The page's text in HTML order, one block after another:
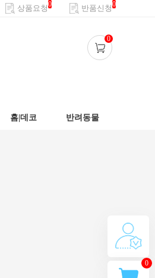
상품요청0 반품신청0
0
홈|데코 반려동물
0